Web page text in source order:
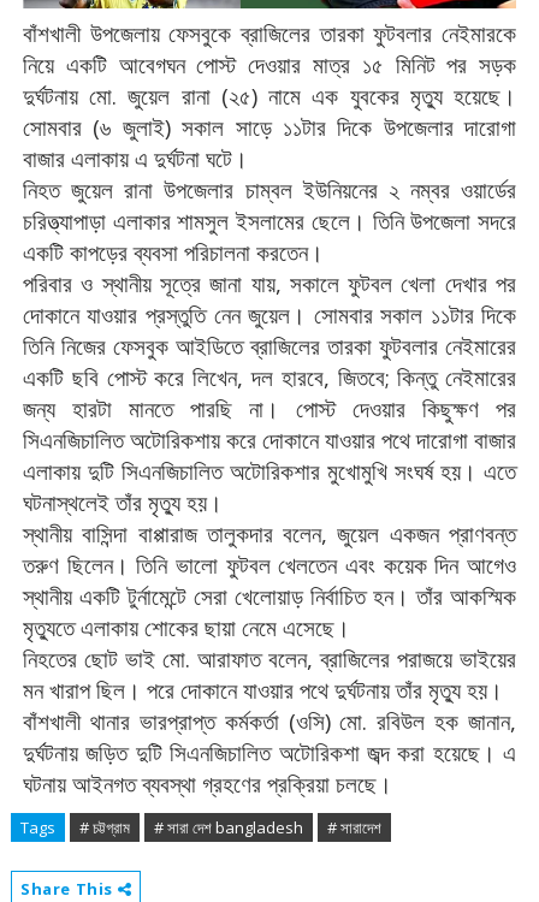
বাঁশখালী উপজেলায় ফেসবুকে ব্রাজিলের তারকা ফুটবলার নেইমারকে
নিয়ে একটি আবেগঘন পোস্ট দেওয়ার মাত্র ১৫ মিনিট পর সড়ক
দুর্ঘটনায় মো.জুয়েল রানা(২৫)নামে এক যুবকের মৃত্যু হয়েছে।
সোমবার(৬ জুলাই)সকাল সাড়ে ১১টার দিকে উপজেলার দারোগা
বাজার এলাকায় এ দুর্ঘটনা ঘটে।
নিহত জুয়েল রানা উপজেলার চাম্বল ইউনিয়নের ২ নম্বর ওয়ার্ডের
চরিত্ত্যাপাড়া এলাকার শামসুল ইসলামের ছেলে। তিনি উপজেলা সদরে
একটি কাপড়ের ব্যবসা পরিচালনা করতেন।
পরিবার ও স্থানীয় সূত্রে জানা যায়, সকালে ফুটবল খেলা দেখার পর
দোকানে যাওয়ার প্রস্তুতি নেন জুয়েল। সোমবার সকাল ১১টার দিকে
তিনি নিজের ফেসবুক আইডিতে ব্রাজিলের তারকা ফুটবলার নেইমারের
একটি ছবি পোস্ট করে লিখেন,দল হারবে, জিতবে;কিন্তু নেইমারের
জন্য
হারটা মানতে পারছি না। পোস্ট দেওয়ার কিছুক্ষণ
পর
সিএনজিচালিত অটোরিকশায় করে দোকানে যাওয়ার পথে দারোগা বাজার
এলাকায় দুটি সিএনজিচালিত অটোরিকশার মুখোমুখি সংঘর্ষ হয়। এতে
ঘটনাস্থলেই তাঁর মৃত্যু হয়।
স্থানীয় বাসিন্দা বাপ্পারাজ তালুকদার বলেন,জুয়েল একজন প্রাণবন্ত
তরুণ ছিলেন। তিনি ভালো ফুটবল খেলতেন এবং কয়েক দিন আগেও
স্থানীয় একটি টুর্নামেন্টে সেরা খেলোয়াড় নির্বাচিত হন। তাঁর আকস্মিক
মৃত্যুতে এলাকায় শোকের ছায়া নেমে এসেছে।
নিহতের ছোট ভাই মো.আরাফাত বলেন,ব্রাজিলের পরাজয়ে ভাইয়ের
মন খারাপ ছিল। পরে দোকানে যাওয়ার পথে দুর্ঘটনায় তাঁর মৃত্যু হয়।
বাঁশখালী থানার ভারপ্রাপ্ত কর্মকর্তা(ওসি)মো.রবিউল হক জানান,
দুর্ঘটনায় জড়িত দুটি সিএনজিচালিত অটোরিকশা জব্দ করা হয়েছে। এ
ঘটনায় আইনগত ব্যবস্থা গ্রহণের প্রক্রিয়া চলছে।
Tags # চট্টগ্রাম # সারা দেশ bangladesh # সারাদেশ
Share This